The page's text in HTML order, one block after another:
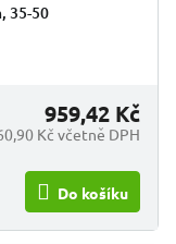
35-50
Kč včetně DPH
959,42 Kč
Do košíku